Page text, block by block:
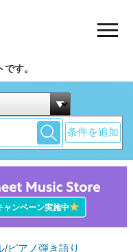
す。
条件を追加
ャンペーン実施中★
/ピアノ弾き語り